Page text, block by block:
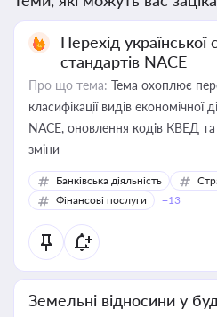
Перехід
стандартів NACE
Про що тема: Тема охоплює
класифікації видів економічної
NACE, оновлення кодів КВЕД та
зміни
Банківська діяльність
Фінансові послуги
+13
Земельні відносини у